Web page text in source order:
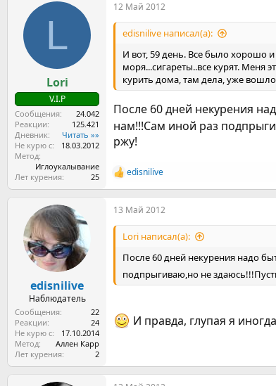
L
Lori
V.I.P
Сообщения
24.042
Реакции
125.421
Дневник
Читать »»
Не курю с
18.03.2012
Метод
Иглоукалывание
Лет курения
25
12 Май 2012
edisnilive написал(а):
И вот, 59 день. Все было хорошо
моря...сигареты..все курят. Меня
курить дома, там дела, уже вошло
После 60 дней некурения
нам!!!Сам иной раз
ржу!
Р
е
а
к
edisnilive
edisnilive
Наблюдатель
Сообщения
22
Реакции
24
Не курю с
17.10.2014
Метод
Аллен Карр
Лет курения
2
13 Май 2012
Lori написал(а):
После 60 дней некурения надо
подпрыгиваю,но не
И правда, глупая я